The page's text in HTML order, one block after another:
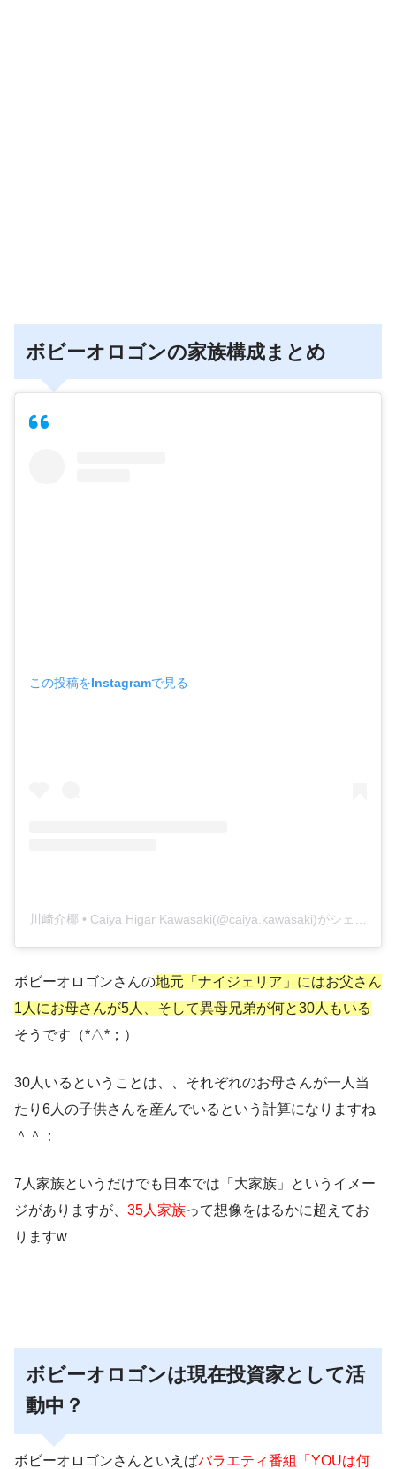
ボビーオロゴンの家族構成まとめ
この投稿をInstagramで見る
ボビーオロゴンさんの地元「ナイジェリア」にはお父さん
1人にお母さんが5人、そして異母兄弟が何と30人もいる
そうです（*△*；）
30人いるということは、、それぞれのお母さんが一人当
たり6人の子供さんを産んでいるという計算になりますね
＾＾；
7人家族というだけでも日本では「大家族」というイメー
ジがありますが、 35人家族って想像をはるかに超えてお
りますw
ボビーオロゴンは現在投資家として活
動中？
ボビーオロゴンさんといえばバラエティ番組「YOUは何